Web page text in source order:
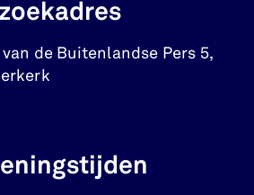
van de Buitenlandse Pers 5,